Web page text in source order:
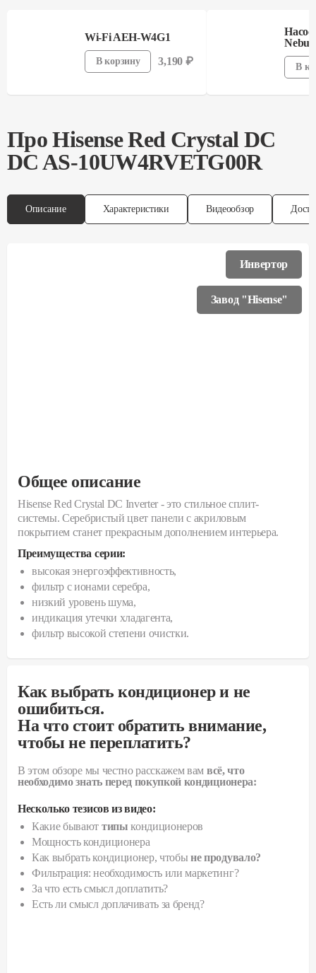
Wi-Fi AEH-W4G1
В корзину 3,190₽ В
ПроHisense Red Crystal DC
DC AS-10UW4RVETG00R
Описание Характеристики Видеообзор
Общее описание
Hisense Red Crystal DC Inverter - это cтильное сплит-
системы. Серебристый цвет панели с акриловым
покрытием станет прекрасным дополнением интерьера.
Преимущества серии:
высокая энергоэффективность,
фильтр с ионами серебра,
низкий уровень шума,
индикация утечки хладагента,
фильтр высокой степени очистки.
Инвертор
Завод "Hisense"
Как выбрать кондиционер и не
ошибиться.
На что стоит обратить внимание,
чтобы не переплатить?
В этом обзоре мы честно расскажем вам всё, что
необходимо знать перед покупкой кондиционера:
Несколько тезисов из видео:
Какие бывают типы кондиционеров
Мощность кондиционера
Как выбрать кондиционер, чтобыне продувало?
Фильтрация: необходимость или маркетинг?
За что есть смысл доплатить?
Есть ли смысл доплачивать за бренд?